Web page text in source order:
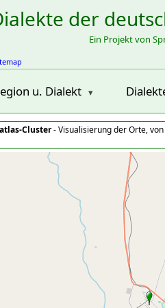
der
Ein Projekt von
u. Dialekt
Cluster- Visualisierung der Orte,